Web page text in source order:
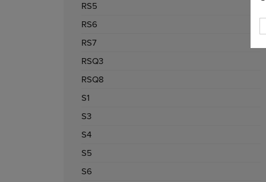
RS5
RS6
RS7
RSQ3
RSQ8
S1
S3
S4
S5
S6